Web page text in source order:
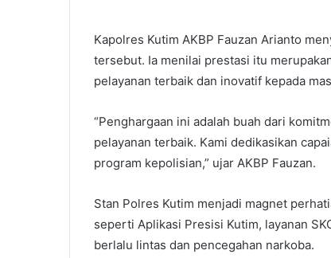
Kapolres Kutim AKBP Fauzan Arianto
tersebut. Ia menilai prestasi itu
pelayanan terbaik dan inovatif kepada
“Penghargaan ini adalah buah dari
pelayanan terbaik. Kami dedikasikan
program kepolisian,” ujar AKBP Fauzan.
Stan Polres Kutim menjadi magnet
seperti Aplikasi Presisi Kutim, layanan
berlalu lintas dan pencegahan narkoba.